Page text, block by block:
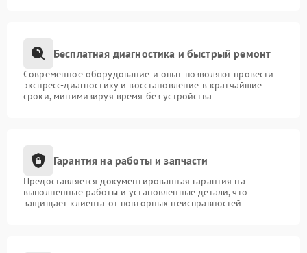
Бесплатная диагностика и быстрый ремонт
Современное оборудование и опыт позволяют провести
экспресс-диагностику и восстановление в кратчайшие
сроки, минимизируя время без устройства
Гарантия на работы и запчасти
Предоставляется документированная гарантия на
выполненные работы и установленные детали, что
защищает клиента от повторных неисправностей